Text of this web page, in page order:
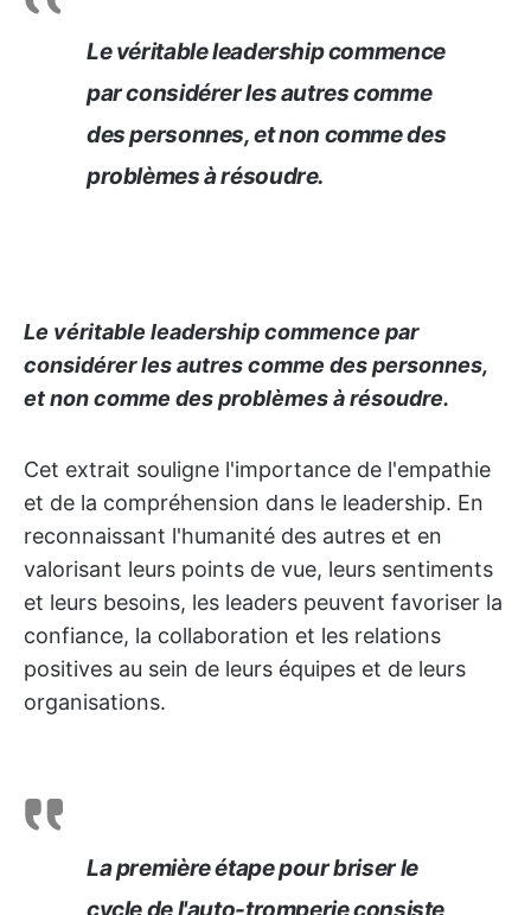
Le véritable leadership commence
par considérer les autres comme
des personnes, et non comme des
problèmes à résoudre.
Le véritable leadership commence par
considérer les autres comme des personnes,
et non comme des problèmes à résoudre.
Cet extrait souligne l'importance de l'empathie
et de la compréhension dans le leadership. En
reconnaissant l'humanité des autres et en
valorisant leurs points de vue, leurs sentiments
et leurs besoins, les leaders peuvent favoriser la
confiance, la collaboration et les relations
positives au sein de leurs équipes et de leurs
organisations.
La première étape pour briser le
cycle de l'auto-tromperie consiste